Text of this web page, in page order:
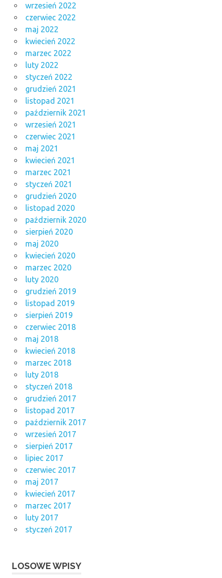
wrzesień 2022
czerwiec 2022
maj 2022
kwiecień 2022
marzec 2022
luty 2022
styczeń 2022
grudzień 2021
listopad 2021
październik 2021
wrzesień 2021
czerwiec 2021
maj 2021
kwiecień 2021
marzec 2021
styczeń 2021
grudzień 2020
listopad 2020
październik 2020
sierpień 2020
maj 2020
kwiecień 2020
marzec 2020
luty 2020
grudzień 2019
listopad 2019
sierpień 2019
czerwiec 2018
maj 2018
kwiecień 2018
marzec 2018
luty 2018
styczeń 2018
grudzień 2017
listopad 2017
październik 2017
wrzesień 2017
sierpień 2017
lipiec 2017
czerwiec 2017
maj 2017
kwiecień 2017
marzec 2017
luty 2017
styczeń 2017
LOSOWE WPISY